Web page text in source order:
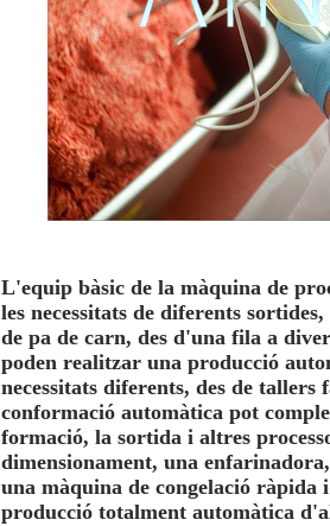
L'equip bàsic de la màquina de
les necessitats de diferents
de pa de carn, des d'una fila a
poden realitzar una producció
necessitats diferents, des de
conformació automàtica pot
formació, la sortida i altres
dimensionament, una
una màquina de congelació
producció totalment automàtica